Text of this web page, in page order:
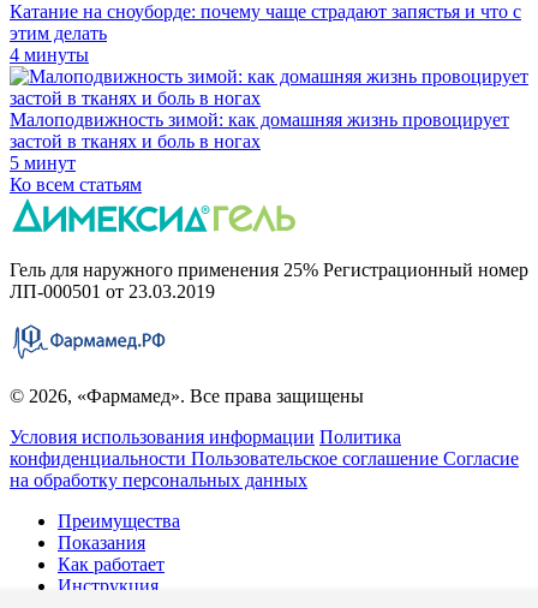
Катание на сноуборде: почему чаще страдают запястья и что с
этим делать
4 минуты
Малоподвижность зимой: как домашняя жизнь провоцирует
застой в тканях и боль в ногах
5 минут
Ко всем статьям
Гель для наружного применения 25% Регистрационный номер
ЛП-000501 от 23.03.2019
© 2026, «Фармамед». Все права защищены
Условия использования информации Политика
конфиденциальности Пользовательское соглашение Согласие
на обработку персональных данных
Преимущества
Показания
Как работает
Инструкция